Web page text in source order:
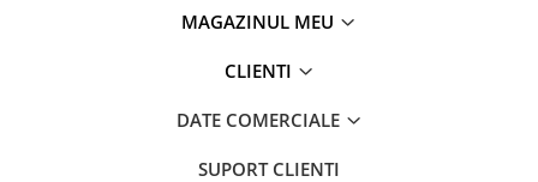
MAGAZINUL MEU
CLIENTI
DATE COMERCIALE
SUPORT CLIENTI